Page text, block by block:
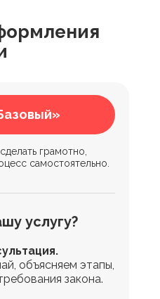
услугу?
объясняем этапы,
закона.
услугу?
грамотно,
самостоятельно.